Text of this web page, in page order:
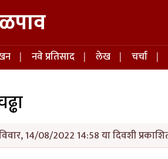
नवे प्रतिसाद लेख चर्चा
14/08/2022 14:58 या दिवशी